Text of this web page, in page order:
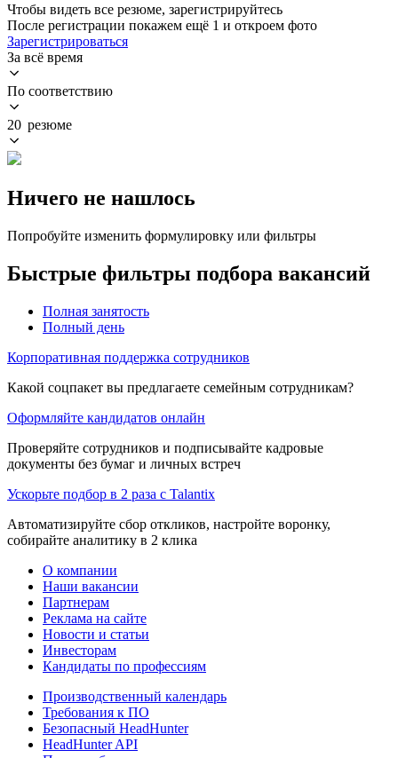
Чтобы видеть все резюме, зарегистрируйтесь
После регистрации покажем ещё 1 и откроем фото
Зарегистрироваться
За всё время
По соответствию
20 резюме
Ничего не нашлось
Попробуйте изменить формулировку или фильтры
Быстрые фильтры подбора вакансий
Полная занятость
Полный день
Корпоративная поддержка сотрудников
Какой соцпакет вы предлагаете семейным сотрудникам?
Оформляйте кандидатов онлайн
Проверяйте сотрудников и подписывайте кадровые
документы без бумаг и личных встреч
Ускорьте подбор в 2 раза с Talantix
Автоматизируйте сбор откликов, настройте воронку,
собирайте аналитику в 2 клика
О компании
Наши вакансии
Партнерам
Реклама на сайте
Новости и статьи
Инвесторам
Кандидаты по профессиям
Производственный календарь
Требования к ПО
Безопасный HeadHunter
HeadHunter API